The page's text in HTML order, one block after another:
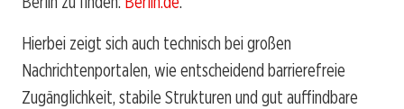
Hierbei zeigt sich auch technisch bei großen
Nachrichtenportalen, wie entscheidend barrierefreie
Zugänglichkeit, stabile Strukturen und gut auffindbare